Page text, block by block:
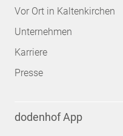
Vor Ort in Kaltenkirchen
Unternehmen
Karriere
Presse
dodenhof App